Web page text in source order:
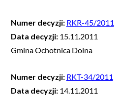
Numer decyzji: RKR-45/2011
Data decyzji: 15.11.2011
Gmina Ochotnica Dolna
Numer decyzji: RKT-34/2011
Data decyzji: 14.11.2011